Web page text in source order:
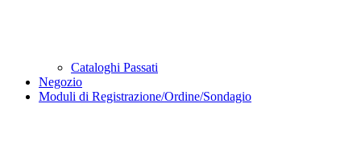
Cataloghi Passati
Negozio
Moduli di Registrazione/Ordine/Sondagio